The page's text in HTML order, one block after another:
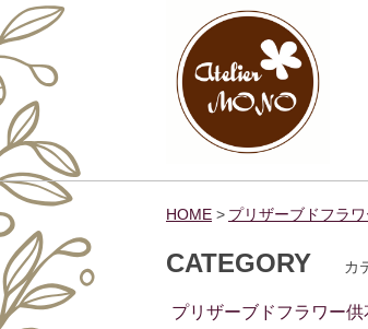
HOME プリザーブドフラ
CATEGORY カ
プリザーブドフラワー